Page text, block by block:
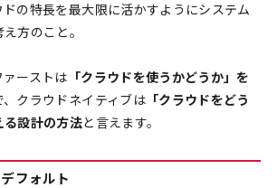
の特長を最大限に活かすようにシステム
方のこと。
ーストは 「クラウドを使うかどうか」を
、クラウドネイティブは「クラウドをどう
る設計の方法と言えます。
フォルト